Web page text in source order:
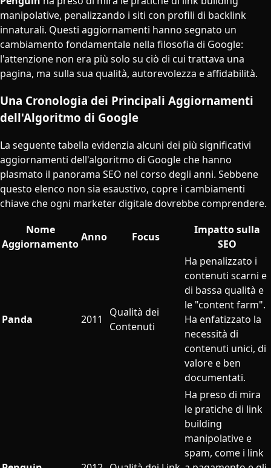
manipolative, penalizzando i siti con profili di backlink
innaturali. Questi aggiornamenti hanno segnato un
cambiamento fondamentale nella filosofia di Google:
l'attenzione non era più solo su ciò di cui trattava una
pagina, ma sulla sua qualità, autorevolezza e affidabilità.
Una Cronologia dei Principali Aggiornamenti
dell'Algoritmo di Google
La seguente tabella evidenzia alcuni dei più significativi
aggiornamenti dell'algoritmo di Google che hanno
plasmato il panorama SEO nel corso degli anni. Sebbene
questo elenco non sia esaustivo, copre i cambiamenti
chiave che ogni marketer digitale dovrebbe comprendere.
Nome
Aggiornamento
Anno Focus
Impatto sulla
SEO
Panda 2011
Qualità dei
Contenuti
Ha penalizzato i
contenuti scarni e
di bassa qualità e
le "content farm".
Ha enfatizzato la
necessità di
contenuti unici, di
valore e ben
documentati.
Ha preso di mira
le pratiche di link
building
manipolative e
spam, come i link